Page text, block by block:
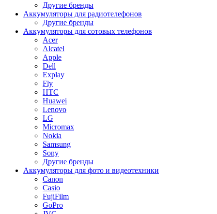
Другие бренды
Аккумуляторы для радиотелефонов
Другие бренды
Аккумуляторы для сотовых телефонов
Acer
Alcatel
Apple
Dell
Explay
Fly
HTC
Huawei
Lenovo
LG
Micromax
Nokia
Samsung
Sony
Другие бренды
Аккумуляторы для фото и видеотехники
Canon
Casio
FujiFilm
GoPro